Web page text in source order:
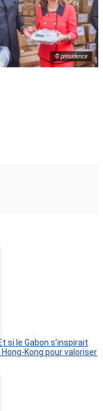
© présidence
si le Gabon s’inspirait
Kong pour valoriser